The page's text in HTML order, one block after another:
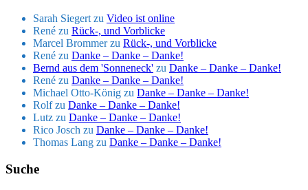
Sarah Siegert zu Video ist online
René zu Rück-, und Vorblicke
Marcel Brommerzu Rück-, und Vorblicke
René zu Danke – Danke – Danke!
Bernd aus dem 'Sonneneck' zu Danke – Danke – Danke!
René zu Danke – Danke – Danke!
Michael Otto-König zu Danke – Danke – Danke!
Rolfzu Danke – Danke – Danke!
Lutz zu Danke – Danke – Danke!
Rico Josch zu Danke – Danke – Danke!
Thomas Lang zu Danke – Danke – Danke!
Suche